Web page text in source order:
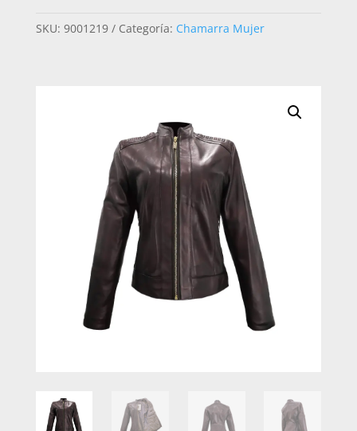
EC
SKU: 9001219 Categoría: Chamarra Mujer